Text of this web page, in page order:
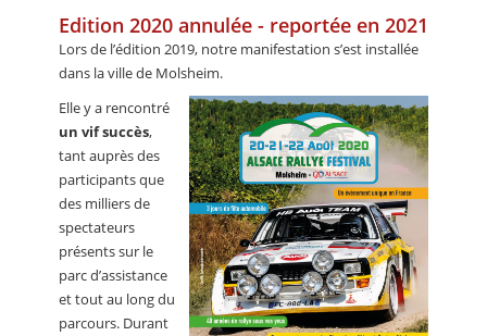
Edition 2020 annulée - reportée en 2021
Lors de l’édition 2019, notre manifestation s’est installée
dans la ville de Molsheim.
Elle y a rencontré
un vif succès,
tant auprès des
participants que
des milliers de
spectateurs
présents sur le
parc d’assistance
et tout au long du
parcours. Durant